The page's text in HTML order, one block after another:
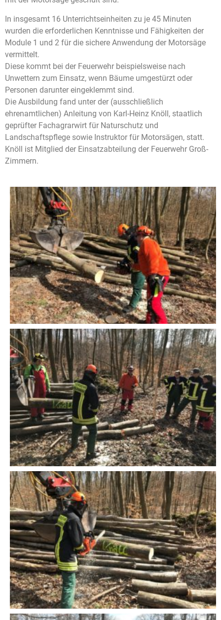
In insgesamt 16 Unterrichtseinheiten zu je 45 Minuten
wurden die erforderlichen Kenntnisse und Fähigkeiten der
Module 1 und 2 für die sichere Anwendung der Motorsäge
vermittelt.
Diese kommt bei der Feuerwehr beispielsweise nach
Unwettern zum Einsatz, wenn Bäume umgestürzt oder
Personen darunter eingeklemmt sind.
Die Ausbildung fand unter der (ausschließlich
ehrenamtlichen) Anleitung von Karl-Heinz Knöll, staatlich
geprüfter Fachagrarwirt für Naturschutz und
Landschaftspflege sowie Instruktor für Motorsägen, statt.
Knöll ist Mitglied der Einsatzabteilung der Feuerwehr Groß-
Zimmern.